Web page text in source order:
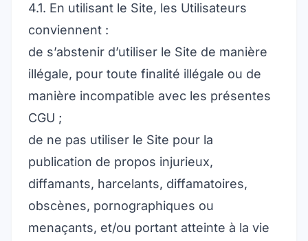
4.1. En utilisant le Site, les Utilisateurs
conviennent :
de s’abstenir d’utiliser le Site de manière
illégale, pour toute finalité illégale ou de
manière incompatible avec les présentes
CGU ;
de ne pas utiliser le Site pour la
publication de propos injurieux,
diffamants, harcelants, diffamatoires,
obscènes, pornographiques ou
menaçants, et/ou portant atteinte à la vie